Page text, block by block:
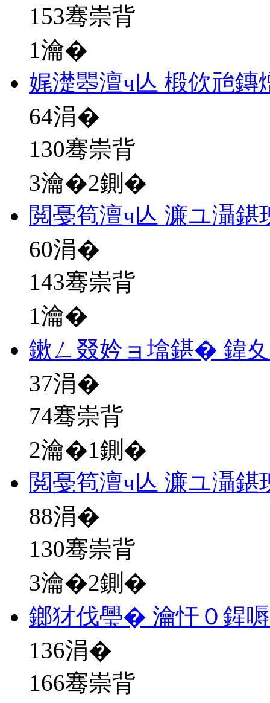
153骞崇背
1瀹�
娓濋瞾澶ч亾 椴佽兘鏄
64涓�
130骞崇背
3瀹�2鍘�
閲戞笣澶ч亾 濂ユ灄鍖
60涓�
143骞崇背
1瀹�
鏉ㄥ叕妗ョ墖鍖� 鍏
37涓�
74骞崇背
2瀹�1鍘�
閲戞笣澶ч亾 濂ユ灄鍖
88涓�
130骞崇背
3瀹�2鍘�
鎯犲伐璺� 瀹忓０鍟
136涓�
166骞崇背